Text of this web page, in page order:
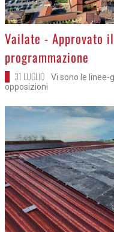
>
Vailate - Approvato
programmazione
31 LUGLIO
Vi sono le
opposizioni